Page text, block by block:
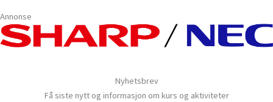
Annonse
Nyhetsbrev
Få siste nytt og informasjon om kurs og aktiviteter